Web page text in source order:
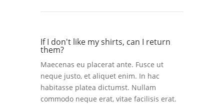
If I don't like my shirts, can I return
them?
Maecenas eu placerat ante. Fusce ut
neque justo, et aliquet enim. In hac
habitasse platea dictumst. Nullam
commodo neque erat, vitae facilisis erat.